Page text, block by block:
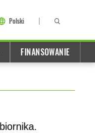
Polski
FINANSOWANIE